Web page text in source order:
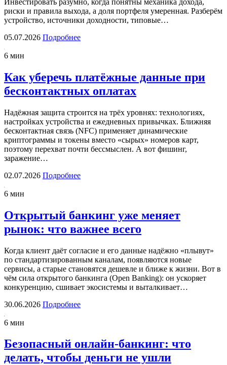
риски и правила выхода, а доля портфеля умеренная. Разберём
устройство, источники доходности, типовые…
05.07.2026 Подробнее
6 мин
Как уберечь платёжные данные при
бесконтактных оплатах
Надёжная защита строится на трёх уровнях: технологиях,
настройках устройства и ежедневных привычках. Ближняя
бесконтактная связь (NFC) применяет динамические
криптограммы и токены вместо «сырых» номеров карт,
поэтому перехват почти бессмыслен. А вот фишинг,
заражение…
02.07.2026 Подробнее
6 мин
Открытый банкинг уже меняет
рынок: что важнее всего
Когда клиент даёт согласие и его данные надёжно «плывут»
по стандартизированным каналам, появляются новые
сервисы, а старые становятся дешевле и ближе к жизни. Вот в
чём сила открытого банкинга (Open Banking): он ускоряет
конкуренцию, сшивает экосистемы и выталкивает…
30.06.2026 Подробнее
6 мин
Безопасный онлайн-банкинг: что
делать, чтобы деньги не ушли